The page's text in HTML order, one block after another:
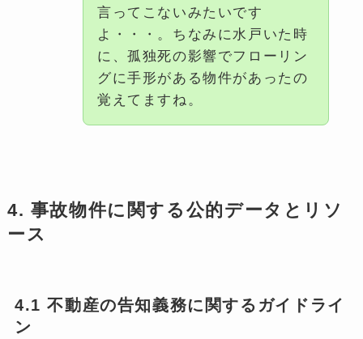
言ってこないみたいです
よ・・・。ちなみに水戸いた時
に、孤独死の影響でフローリン
グに手形がある物件があったの
覚えてますね。
4. 事故物件に関する公的データとリソ
ース
4.1 不動産の告知義務に関するガイドライ
ン